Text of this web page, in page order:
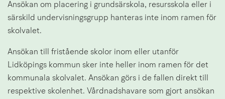
Ansökan om placering i grundsärskola, resursskola eller i
särskild undervisningsgrupp hanteras inte inom ramen för
skolvalet.
Ansökan till fristående skolor inom eller utanför
Lidköpings kommun sker inte heller inom ramen för det
kommunala skolvalet. Ansökan görs i de fallen direkt till
respektive skolenhet. Vårdnadshavare som gjort ansökan